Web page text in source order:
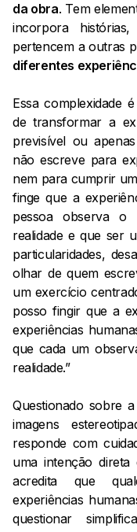
da obra. Tem
incorpora
pertencem a outras
diferentes
Essa complexidade
de transformar a
previsível ou
não escreve para
nem para cumprir
finge que a
pessoa observa
realidade e que ser
particularidades,
olhar de quem
um exercício
posso fingir que a
experiências
que cada um
realidade.”
Questionado sobre
imagens
responde com
uma intenção
acredita que
experiências
questionar